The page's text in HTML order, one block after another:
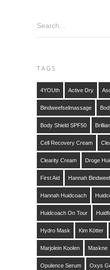
Search...
TAGS
4YOUth Active Dry
Bindweefselmassage
Body Shield SPF50
Cell Recovery Cream
Clearity Cream Droge
First Aid Hannah
Hannah Huidcoach
Huidcoach On Tour
Hydro Mask Kim Kötter
Marjolein Koolen Maskne
Opulence Serum Oxys